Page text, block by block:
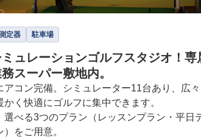
定器 駐車場
ュレーションゴルフスタジオ！
スーパー敷地内。
コン完備。シミュレーター11台あり、広々
く快適にゴルフに集中できます。
選べる3つのプラン（レッスンプラン・平日
をご用意。